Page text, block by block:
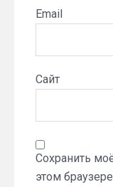
Email
Сайт
Сохранить
этом